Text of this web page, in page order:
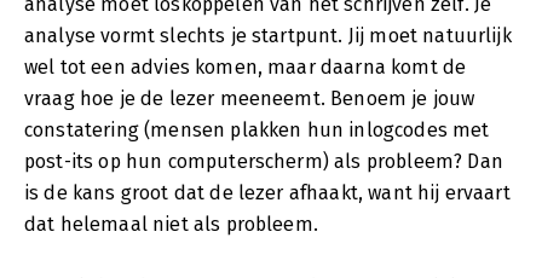
analyse vormt slechts je startpunt. Jij moet natuurlijk
wel tot een advies komen, maar daarna komt de
vraag hoe je de lezer meeneemt. Benoem je jouw
constatering (mensen plakken hun inlogcodes met
post-its op hun computerscherm) als probleem? Dan
is de kans groot dat de lezer afhaakt, want hij ervaart
dat helemaal niet als probleem.